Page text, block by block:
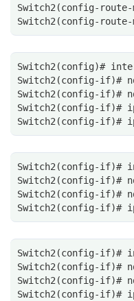
Switch2(config-
Switch2(config-route-
Switch2(config)#
Switch2(config-if)#
Switch2(config-if)#
Switch2(config-if)#
Switch2(config-if)#
Switch2(config-if)#
Switch2(config-if)#
Switch2(config-if)#
Switch2(config-if)#
Switch2(config-if)#
Switch2(config-if)#
Switch2(config-if)#
Switch2(config-if)#